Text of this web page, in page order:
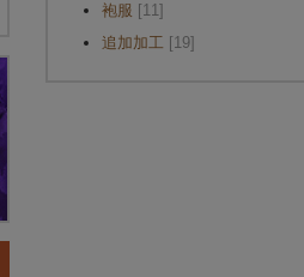
袍服 [11]
追加加工 [19]